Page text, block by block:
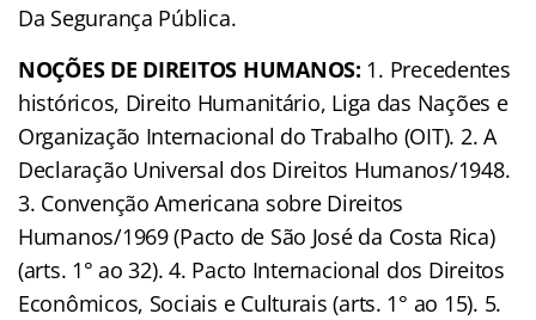
Da Segurança Pública.
NOÇÕES DE DIREITOS HUMANOS: 1. Precedentes
históricos, Direito Humanitário, Liga das Nações e
Organização Internacional do Trabalho (OIT). 2. A
Declaração Universal dos Direitos Humanos/1948.
3. Convenção Americana sobre Direitos
Humanos/1969 (Pacto de São José da Costa Rica)
(arts. 1° ao 32). 4. Pacto Internacional dos Direitos
Econômicos, Sociais e Culturais (arts. 1° ao 15). 5.